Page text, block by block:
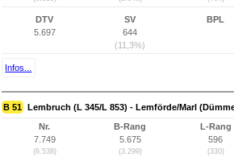
DTV
5.697
SV
644
(11,3%)
BPL
Infos...
B 51 Lembruch (L 345/L 853) - Lemförde/Marl
Nr.
7.749
(6.538)
B-Rang
5.675
(3.299)
L-Rang
596
(330)